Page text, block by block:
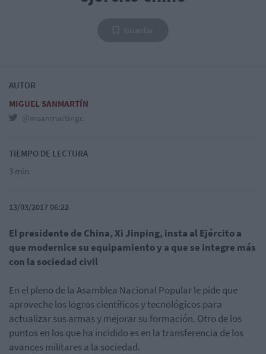
AUTOR
MIGUEL SANMARTÍN
@msanmartingc
TIEMPO DE LECTURA
3 min
13/03/2017 06:22
El presidente de China, Xi Jinping, insta al Ejército a
que modernice su equipamiento y a que se integre más
con la sociedad civil
En el pleno de la Asamblea Nacional Popular le pide que
aproveche los logros científicos y tecnológicos para
actualizar sus armas y mejorar su formación. Otro de los
puntos en los que ha incidido es en la transferencia de los
avances militares a la sociedad.